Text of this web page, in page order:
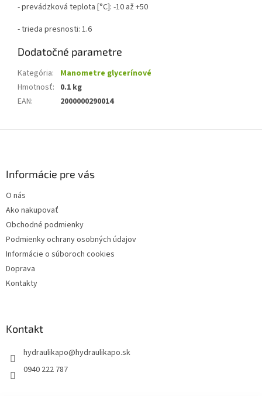
- prevádzková teplota [°C]: -10 až +50
- trieda presnosti: 1.6
Dodatočné parametre
Kategória:
Manometre glycerínové
Hmotnosť: 0.1 kg
EAN: 2000000290014
Informácie pre vás
O nás
Ako nakupovať
Obchodné podmienky
Podmienky ochrany osobných údajov
Informácie o súboroch cookies
Doprava
Kontakty
Kontakt
hydraulikapo@hydraulikapo.sk
0940 222 787